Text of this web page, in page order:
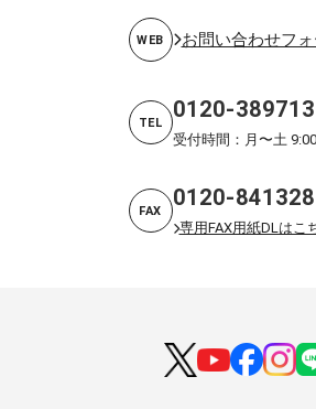
WEB お問い合わせフ
TEL 0120-389713
受付時間：月〜土
FAX 0120-841328
専用FAX用紙DLはこ